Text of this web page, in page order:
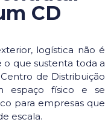
CD
logística não é
que sustenta toda a
de Distribuição
espaço físico e se
para empresas que
escala.